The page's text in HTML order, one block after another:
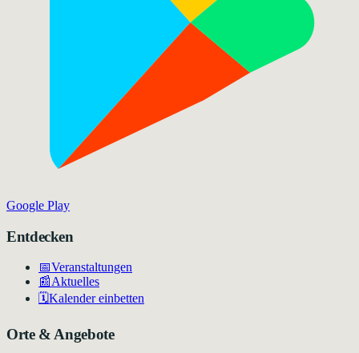
Google Play
Entdecken
📅Veranstaltungen
📰Aktuelles
🗓️Kalender einbetten
Orte & Angebote